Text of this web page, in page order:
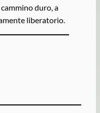
duro, a
liberatorio.